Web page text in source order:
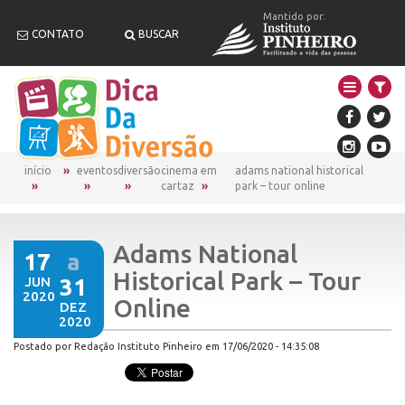
CONTATO BUSCAR
Mantido por:
início eventosdiversãocinema em
cartaz
adams national historical
park – tour online
17
JUN
2020
a
31
DEZ
2020
Adams National
Historical Park – Tour
Online
Postado por Redação Instituto Pinheiro em 17/06/2020 - 14:35:08